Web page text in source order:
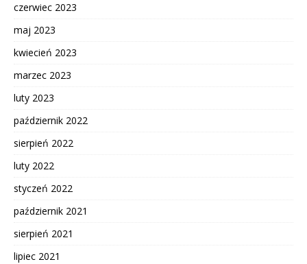
czerwiec 2023
maj 2023
kwiecień 2023
marzec 2023
luty 2023
październik 2022
sierpień 2022
luty 2022
styczeń 2022
październik 2021
sierpień 2021
lipiec 2021